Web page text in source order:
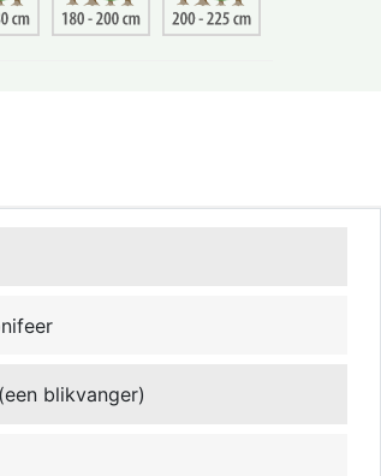
blikvanger)